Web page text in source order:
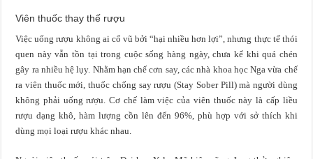
Viên thuốc thay thế rượu
Việc uống rượu không ai cổ vũ bởi “hại nhiều hơn lợi”, nhưng thực tế thói
quen này vẫn tồn tại trong cuộc sống hàng ngày, chưa kể khi quá chén
gây ra nhiều hệ lụy. Nhằm hạn chế cơn say, các nhà khoa học Nga vừa chế
ra viên thuốc mới, thuốc chống say rượu (Stay Sober Pill) mà người dùng
không phải uống rượu. Cơ chế làm việc của viên thuốc này là cấp liều
rượu dạng khô, hàm lượng cồn lên đến 96%, phù hợp với sở thích khi
dùng mọi loại rượu khác nhau.